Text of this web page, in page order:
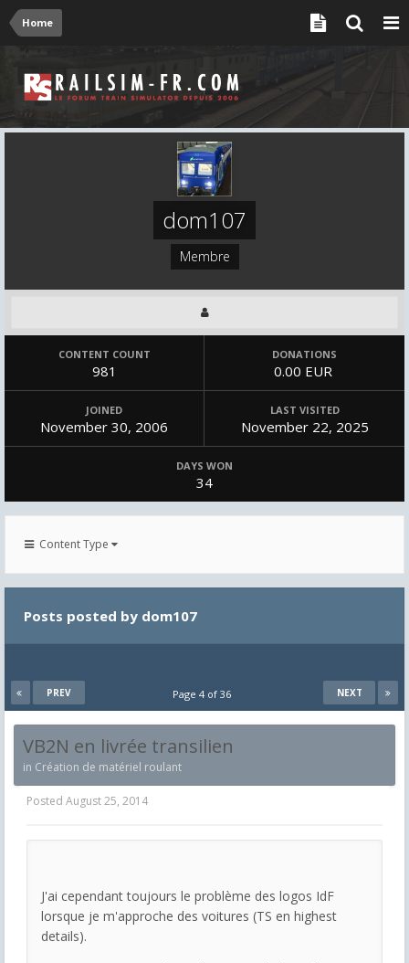
Home
dom107
Membre
CONTENT COUNT
981
DONATIONS
0.00 EUR
JOINED
November 30, 2006
LAST VISITED
November 22, 2025
DAYS WON
34
Content Type
Posts posted by dom107
PREV NEXT
Page 4 of 36
VB2N en livrée transilien
in Création de matériel roulant
Posted August 25, 2014
J'ai cependant toujours le problème des logos IdF
lorsque je m'approche des voitures (TS en highest
details).